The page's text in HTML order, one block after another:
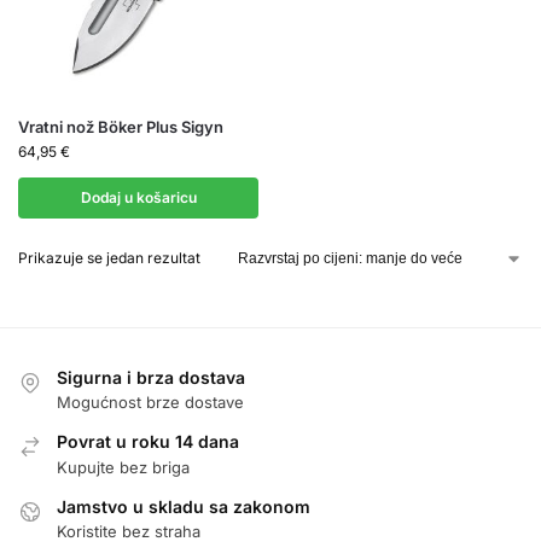
Vratni nož Böker Plus Sigyn
64,95 €
Dodaj u košaricu
Prikazuje se jedan rezultat
Sigurna i brza dostava
Mogućnost brze dostave
Povrat u roku 14 dana
Kupujte bez briga
Jamstvo u skladu sa zakonom
Koristite bez straha